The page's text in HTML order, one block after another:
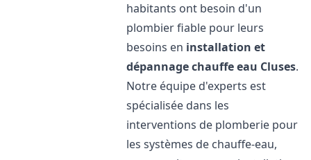
habitants ont besoin d'un
plombier fiable pour leurs
besoins en installation et
dépannage chauffe eau Cluses.
Notre équipe d'experts est
spécialisée dans les
interventions de plomberie pour
les systèmes de chauffe-eau,